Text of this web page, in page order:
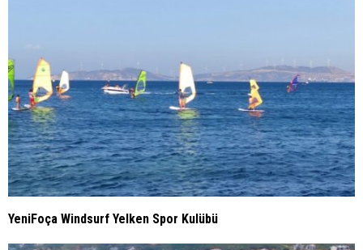
YeniFoça Windsurf Yelken Spor Kulübü